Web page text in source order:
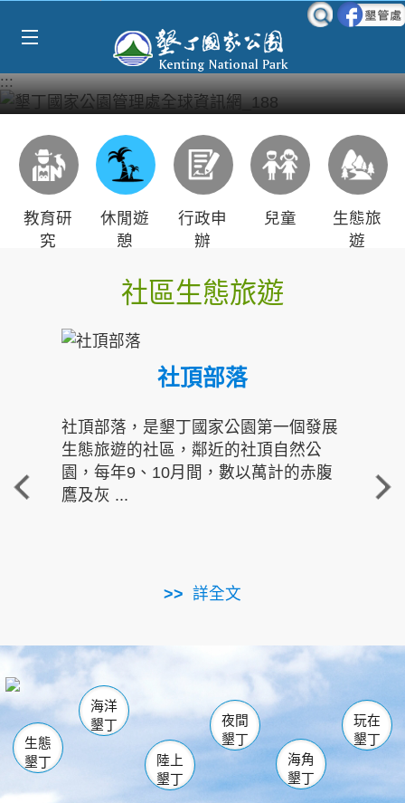
:::
教育研
究
休閒遊
憩
行政申
辦
兒童
生態旅
遊
社區生態旅遊
社頂部落
社頂部落，是墾丁國家公園第一個發展
生態旅遊的社區，鄰近的社頂自然公
園，每年9、10月間，數以萬計的赤腹
鷹及灰 ...
詳全文
重
走進
南仁湖
海生館
恆春 佳樂水
龍鑾潭自然中心 森林遊樂區
瓊麻館
關山 墾管處遊客中心
社頂公園 風吹沙
船帆石
白砂 龍磐公園
香蕉灣
砂島
鵝鑾鼻
生態
墾丁
海洋
墾丁
陸上
墾丁
夜間
墾丁
海角
墾丁
玩在
墾丁